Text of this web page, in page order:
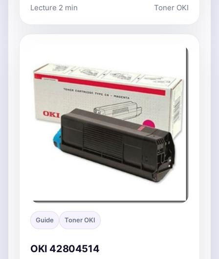
Lecture 2 min Toner OKI
Guide Toner OKI
OKI 42804514